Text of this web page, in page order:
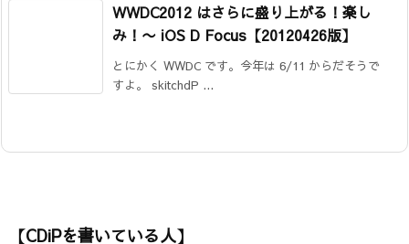
WWDC2012 はさらに盛り上がる！楽し
み！ 〜 iOS D Focus【20120426版】
とにかく WWDC です。今年は 6/11 からだそうで
すよ。 skitchdP ...
【CDiPを書いている人】